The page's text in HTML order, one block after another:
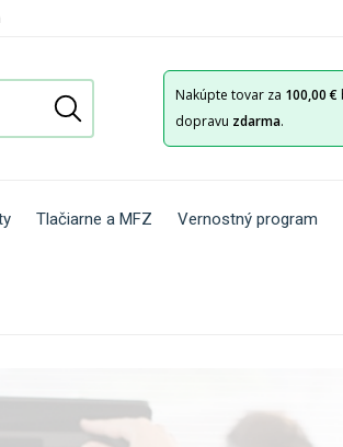
Nakúpte tovar za 100,00 €
dopravu zdarma.
Tlačiarne a MFZ Vernostný program